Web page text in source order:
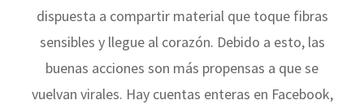
dispuesta a compartir material que toque fibras
sensibles y llegue al corazón. Debido a esto, las
buenas acciones son más propensas a que se
vuelvan virales. Hay cuentas enteras en Facebook,